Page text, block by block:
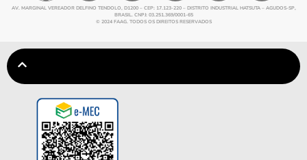
AV. MARGINAL VEREADOR DELFINO TENDOLO, D1200 – CEP: 17.123-220 – DISTRITO INDUSTRIAL HATSUTA – AGUDOS-SP,
BRASIL. CNPJ: 03.251.369/0001-65
© 2024 FAAG. TODOS OS DIREITOS RESERVADOS